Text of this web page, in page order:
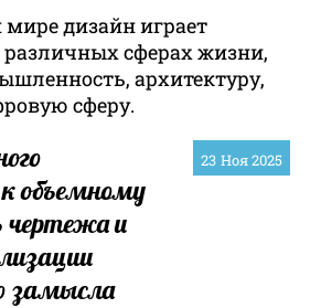
дизайн играет
сферах жизни,
архитектуру,
сферу.
23 Ноя 2025
объемному
чертежа и
замысла